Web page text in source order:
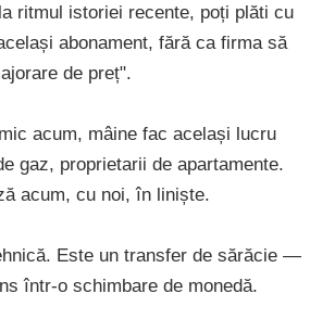
ritmul istoriei recente, poți plăti cu
abonament, fără ca firma să
de preț".
acum, mâine fac același lucru
gaz, proprietarii de apartamente.
acum, cu noi, în liniște.
Este un transfer de sărăcie —
într-o schimbare de monedă.